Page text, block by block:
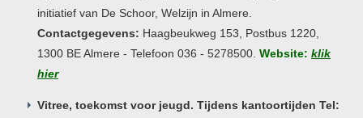
initiatief van De Schoor, Welzijn in Almere.
Contactgegevens: Haagbeukweg 153, Postbus 1220,
1300 BE Almere - Telefoon 036 - 5278500. Website: klik
hier
Vitree, toekomst voor jeugd. Tijdens kantoortijden Tel: